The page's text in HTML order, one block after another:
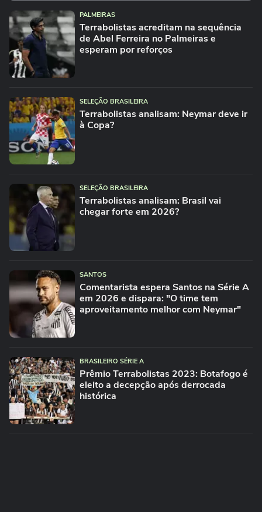
PALMEIRAS
Terrabolistas acreditam na sequência
de Abel Ferreira no Palmeiras e
esperam por reforços
SELEÇÃO BRASILEIRA
Terrabolistas analisam: Neymar deve ir
à Copa?
SELEÇÃO BRASILEIRA
Terrabolistas analisam: Brasil vai
chegar forte em 2026?
SANTOS
Comentarista espera Santos na Série A
em 2026 e dispara: "O time tem
aproveitamento melhor com Neymar"
BRASILEIRO SÉRIE A
Prêmio Terrabolistas 2023: Botafogo é
eleito a decepção após derrocada
histórica